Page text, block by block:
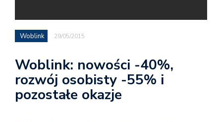
Woblink 29/05/2015
Woblink: nowości -40%,
rozwój osobisty -55% i
pozostałe okazje